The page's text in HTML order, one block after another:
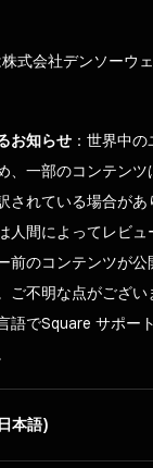
式会社デンソーウ
お知らせ ：世界中
、一部のコンテンツ
されている場合が
人間によってレビュ
前のコンテンツが公
ご不明な点がござ
語でSquare サポー
本語)